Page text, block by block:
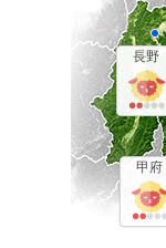
甲府
長野